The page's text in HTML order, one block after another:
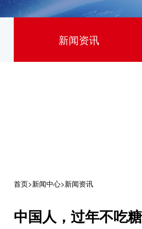
新闻资讯
首页>新闻中心>新闻资讯
中国人，过年不吃